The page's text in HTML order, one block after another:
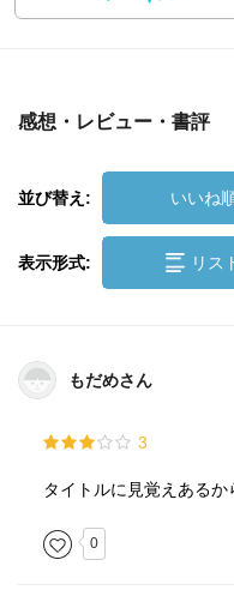
感想・レビュー・書評
並び替え: いいね
表示形式: リス
もだめさん
3
タイトルに見覚えある
0